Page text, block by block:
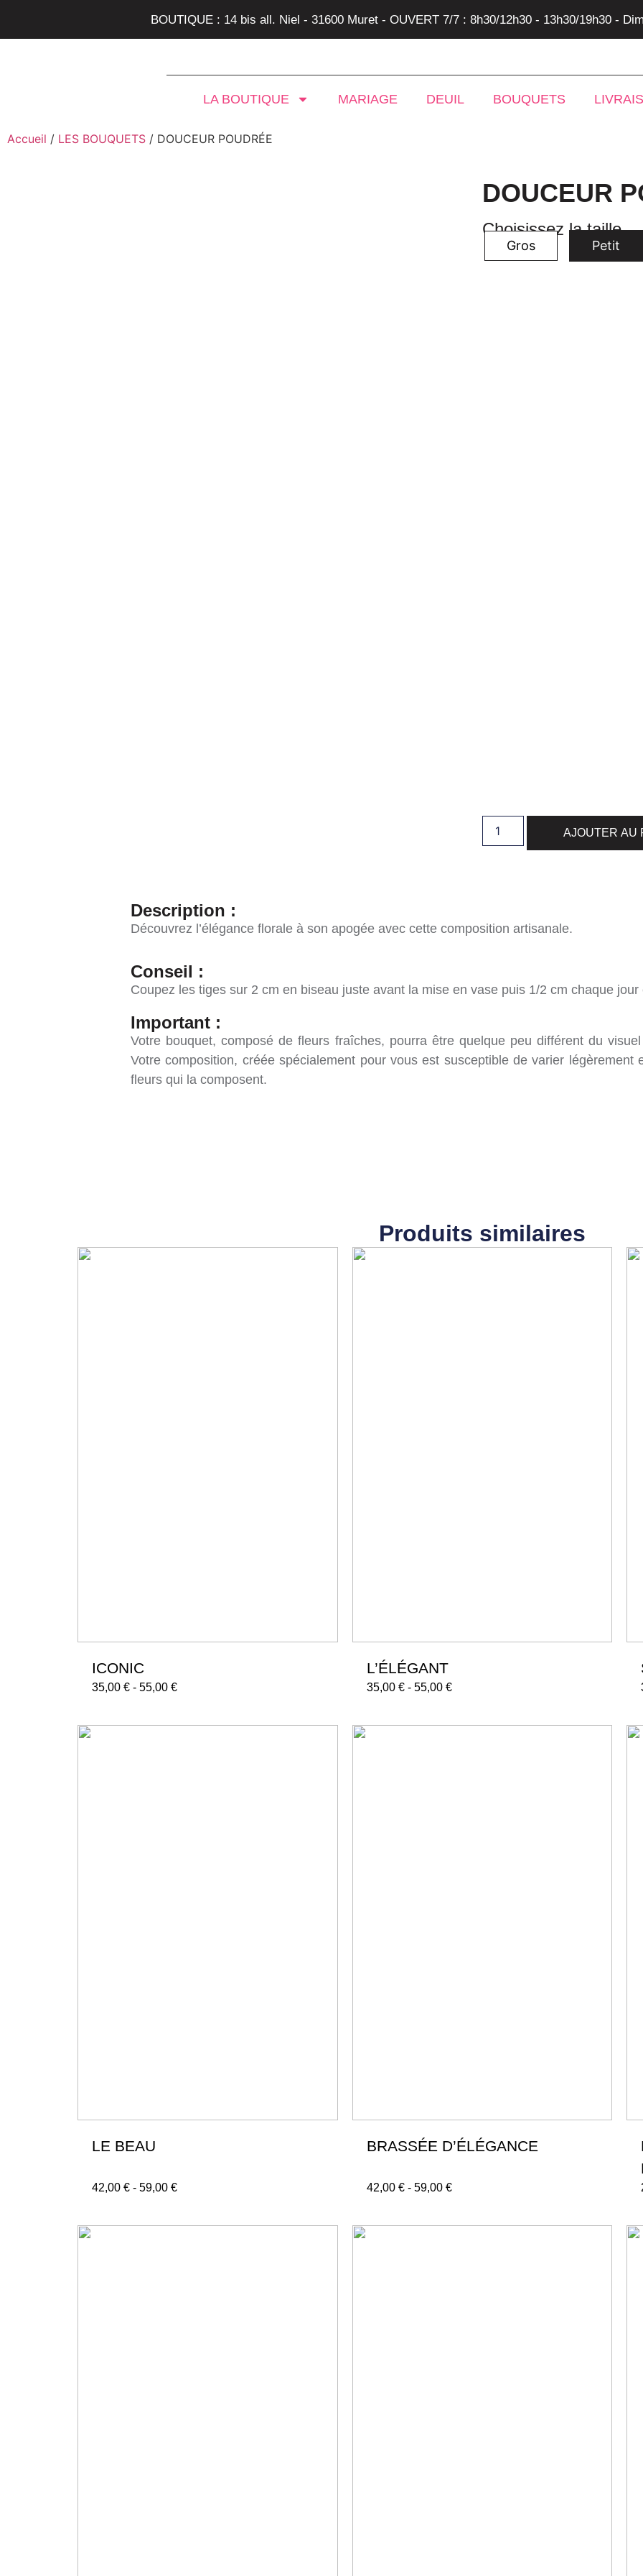
BOUTIQUE : 14 bis all. Niel - 31600 Muret - OUVERT 7/7 : 8h30/12h30 - 13h30/19h30 -
LA BOUTIQUE MARIAGE DEUIL BOUQUETS
Accueil / LES BOUQUETS / DOUCEUR POUDRÉE
DOUCEUR
Choisissez la taille
Gros Petit
AJOUTER AU
Description :
Découvrez l’élégance florale à son apogée avec cette composition artisanale.
Conseil :
Coupez les tiges sur 2 cm en biseau juste avant la mise en vase puis 1/2 cm chaque jour
Important :
Votre bouquet, composé de fleurs fraîches, pourra être quelque peu différent du
Votre composition, créée spécialement pour vous est susceptible de varier légèrement
fleurs qui la composent.
Produits similaires
ICONIC
35,00 €- 55,00 €
L’ÉLÉGANT
35,00 €- 55,00 €
LE BEAU
42,00 €- 59,00 €
BRASSÉE D’ÉLÉGANCE
42,00 €- 59,00 €